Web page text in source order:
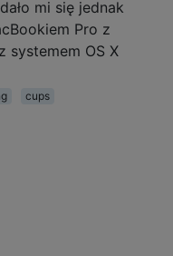
mi się jednak
Pro z
systemem OS X
cups